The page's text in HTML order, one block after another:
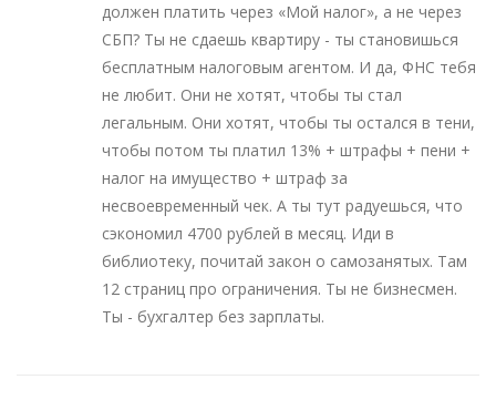
должен платить через «Мой налог», а не через
СБП? Ты не сдаешь квартиру - ты становишься
бесплатным налоговым агентом. И да, ФНС тебя
не любит. Они не хотят, чтобы ты стал
легальным. Они хотят, чтобы ты остался в тени,
чтобы потом ты платил 13% + штрафы + пени +
налог на имущество + штраф за
несвоевременный чек. А ты тут радуешься, что
сэкономил 4700 рублей в месяц. Иди в
библиотеку, почитай закон о самозанятых. Там
12 страниц про ограничения. Ты не бизнесмен.
Ты - бухгалтер без зарплаты.